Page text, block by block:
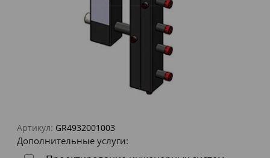
Артикул: GR4932001003
Дополнительные услуги: